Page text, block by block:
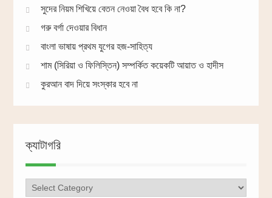
সুদের নিয়ম শিখিয়ে বেতন নেওয়া বৈধ হবে কি না?
গরু বর্গা দেওয়ার বিধান
বাংলা ভাষায় প্রথম যুগের হজ-সাহিত্য
শাম (সিরিয়া ও ফিলিস্তিন) সম্পর্কিত কয়েকটি আয়াত ও হাদীস
কুরআন বাদ দিয়ে সংস্কার হবে না
ক্যাটাগরি
ক্যাটাগরি